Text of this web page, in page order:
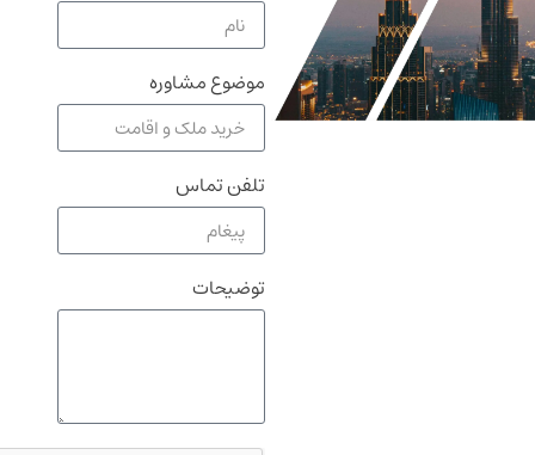
موضوع مشاوره